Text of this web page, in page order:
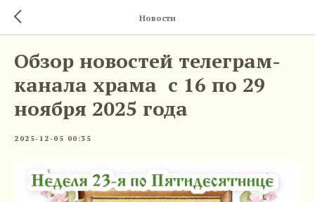
Новости
Обзор новостей телеграм-
канала храма с 16 по 29
ноября 2025 года
2025-12-05 00:35